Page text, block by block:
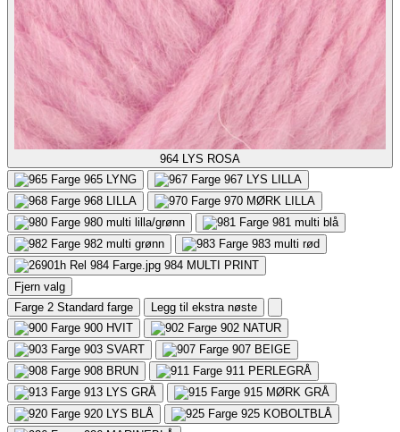
964 LYS ROSA
965 LYNG 967 LYS LILLA
968 LILLA 970 MØRK LILLA
980 multi lilla/grønn 981 multi blå
982 multi grønn 983 multi rød
984 MULTI PRINT
Fjern valg
Farge 2 Standard farge
Legg til ekstra nøste
900 HVIT 902 NATUR
903 SVART 907 BEIGE
908 BRUN 911 PERLEGRÅ
913 LYS GRÅ 915 MØRK GRÅ
920 LYS BLÅ 925 KOBOLTBLÅ